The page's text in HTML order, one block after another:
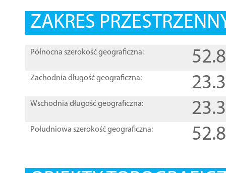
ZAKRES
Północna szerokość geograficzna:
Zachodnia długość geograficzna:
Wschodnia długość geograficzna:
Południowa szerokość geograficzna: